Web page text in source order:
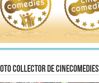
collector de CineComedies